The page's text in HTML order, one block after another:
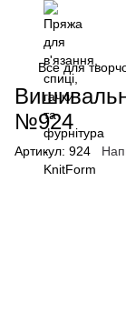
Все для
№924
Артикул: 924